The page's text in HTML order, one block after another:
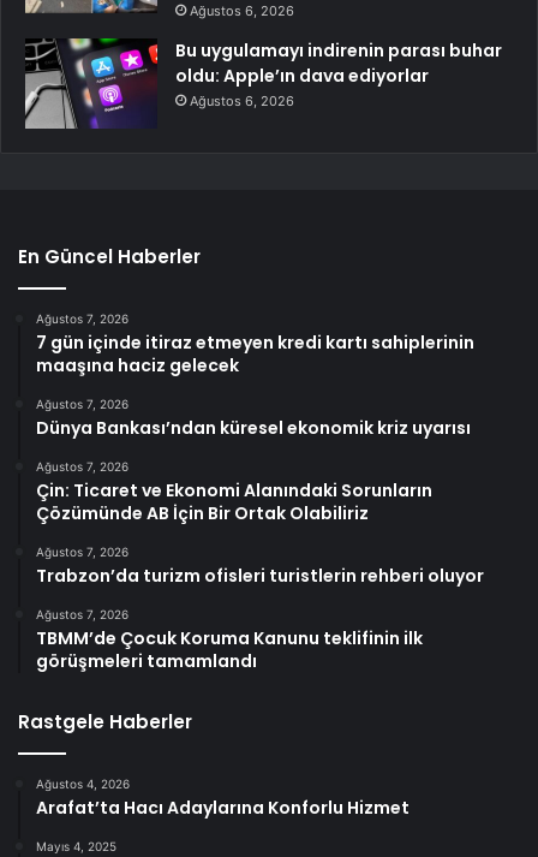
Ağustos 6, 2026
Bu uygulamayı indirenin parası buhar
oldu: Apple’ın dava ediyorlar
Ağustos 6, 2026
En Güncel Haberler
Ağustos 7, 2026
7 gün içinde itiraz etmeyen kredi kartı sahiplerinin
maaşına haciz gelecek
Ağustos 7, 2026
Dünya Bankası’ndan küresel ekonomik kriz uyarısı
Ağustos 7, 2026
Çin: Ticaret ve Ekonomi Alanındaki Sorunların
Çözümünde AB İçin Bir Ortak Olabiliriz
Ağustos 7, 2026
Trabzon’da turizm ofisleri turistlerin rehberi oluyor
Ağustos 7, 2026
TBMM’de Çocuk Koruma Kanunu teklifinin ilk
görüşmeleri tamamlandı
Rastgele Haberler
Ağustos 4, 2026
Arafat’ta Hacı Adaylarına Konforlu Hizmet
Mayıs 4, 2025